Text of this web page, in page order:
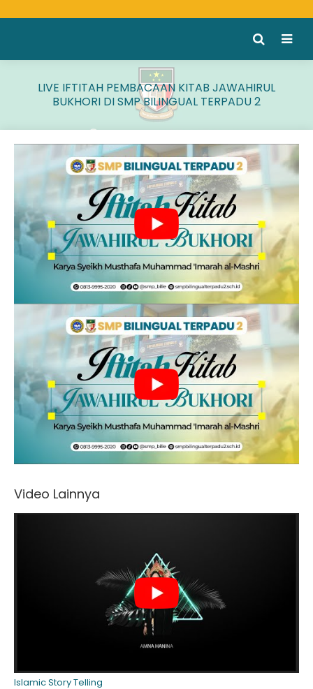
LIVE IFTITAH PEMBACAAN KITAB JAWAHIRUL
BUKHORI DI SMP BILINGUAL TERPADU 2
Video Lainnya
Islamic Story Telling